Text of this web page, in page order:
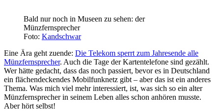
Bald nur noch in Museen zu sehen: der
Münzfernsprecher
Foto: Kandschwar
Eine Ära geht zuende: Die Telekom sperrt zum Jahresende alle
Münzfernsprecher. Auch die Tage der Kartentelefone sind gezählt.
Wer hätte gedacht, dass das noch passiert, bevor es in Deutschland
ein flächendeckendes Mobilfunknetz gibt – aber das ist ein anderes
Thema. Was mich viel mehr interessiert, ist, was sich so ein alter
Münzfernsprecher in seinem Leben alles schon anhören musste.
Aber hört selbst!